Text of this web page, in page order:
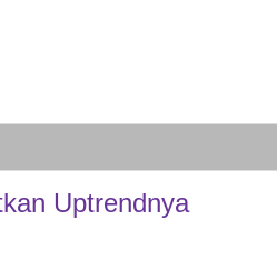
Uptrendnya